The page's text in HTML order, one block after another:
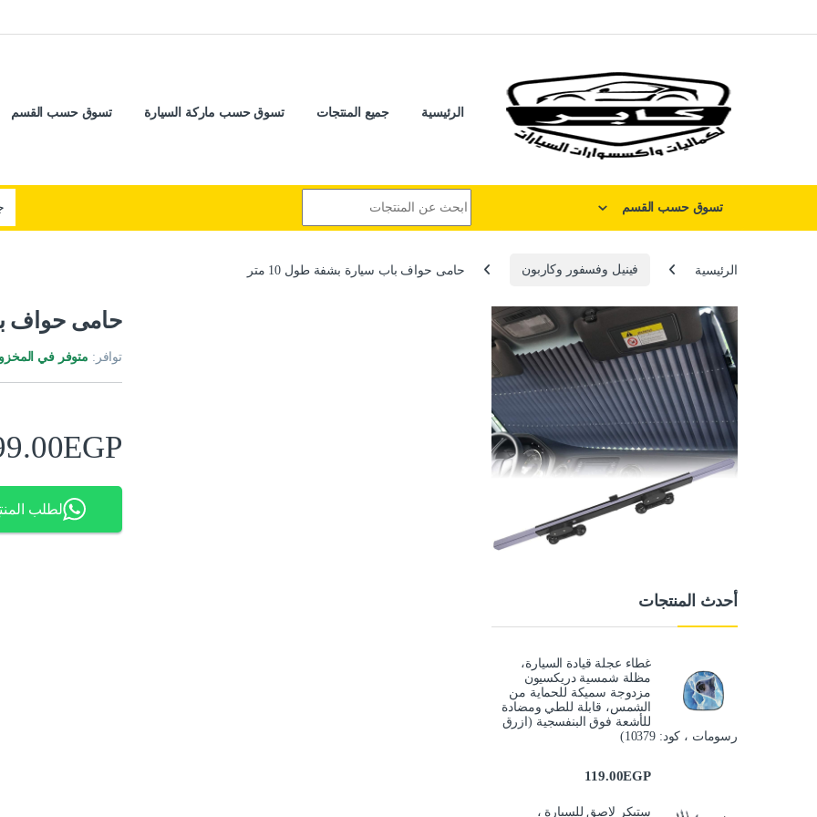
الرئيسية جميع المنتجات تسوق حسب ماركة السيارة تسوق حسب القسم
تسوق حسب القسم
الرئيسية فينيل وفسفور وكاربون حامى حواف باب سيارة بشفة طول 10 متر
حامى حواف
توافر: متوفر في
EGP
لطلب
أحدث المنتجات
غطاء عجلة قيادة السيارة،
مظلة شمسية دريكسيون
مزدوجة سميكة للحماية من
الشمس، قابلة للطي ومضادة
للأشعة فوق البنفسجية (ازرق
رسومات ، كود: 10379)
119.00EGP
ستيكر لاصق للسيارة ،